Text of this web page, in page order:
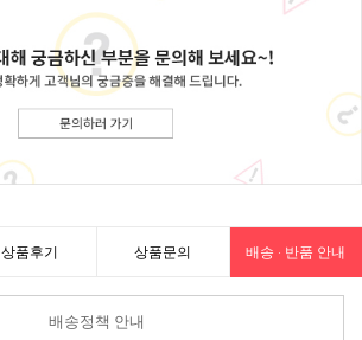
상품후기 상품문의 배송 · 반품 안내
배송정책 안내